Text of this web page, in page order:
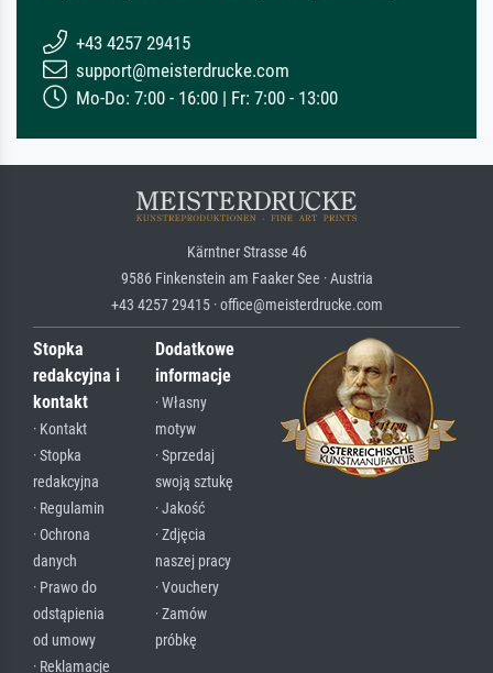
+43 4257 29415
support@meisterdrucke.com
Mo-Do: 7:00 - 16:00 | Fr: 7:00 - 13:00
Kärntner Strasse 46
9586 Finkenstein am Faaker See · Austria
+43 4257 29415 · office@meisterdrucke.com
Stopka
redakcyjna i
kontakt
· Kontakt
· Stopka
redakcyjna
· Regulamin
· Ochrona
danych
· Prawo do
odstąpienia
od umowy
· Reklamacje
Dodatkowe
informacje
· Własny
motyw
· Sprzedaj
swoją sztukę
· Jakość
· Zdjęcia
naszej pracy
· Vouchery
· Zamów
próbkę